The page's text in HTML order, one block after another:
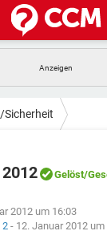
TIKTOK
TIKTOK
Sicherheit
Gelöst/
2012 um 16:03
2 - 12. Januar 2012 um